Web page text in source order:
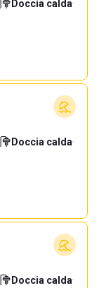
Doccia calda·
Doccia calda·
Doccia calda·